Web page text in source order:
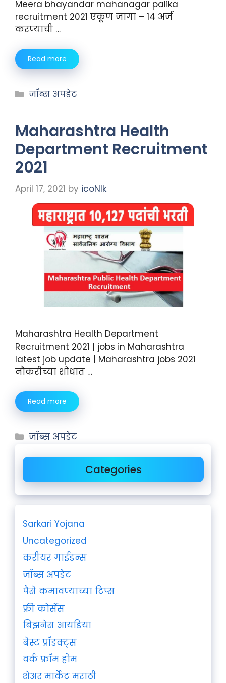
Meera bhayandar mahanagar palika
recruitment 2021 एकूण जागा – 14 अर्ज
करण्याची …
Read more
जॉब्स अपडेट
Maharashtra Health
Department Recruitment
2021
April 17, 2021 by icoNIk
Maharashtra Health Department
Recruitment 2021 | jobs in Maharashtra
latest job update | Maharashtra jobs 2021
नौकरीच्या शोधात …
Read more
जॉब्स अपडेट
Categories
Sarkari Yojana
Uncategorized
करीयर गाईडन्स
जॉब्स अपडेट
पैसे कमावण्याच्या टिप्स
फ्री कोर्सेस
बिझनेस आयडिया
बेस्ट प्रॉडक्ट्स
वर्क फ्रॉम होम
शेअर मार्केट मराठी